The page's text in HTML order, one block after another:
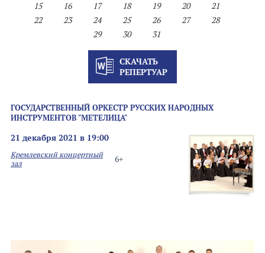
15
16 17 18 19 20
21
22
23 24 25 26 27
28
29
30 31
СКАЧАТЬ
РЕПЕРТУАР
ГОСУДАРСТВЕННЫЙ ОРКЕСТР РУССКИХ НАРОДНЫХ
ИНСТРУМЕНТОВ "МЕТЕЛИЦА"
21 декабря 2021 в 19:00
6+
Кремлевский концертный
зал